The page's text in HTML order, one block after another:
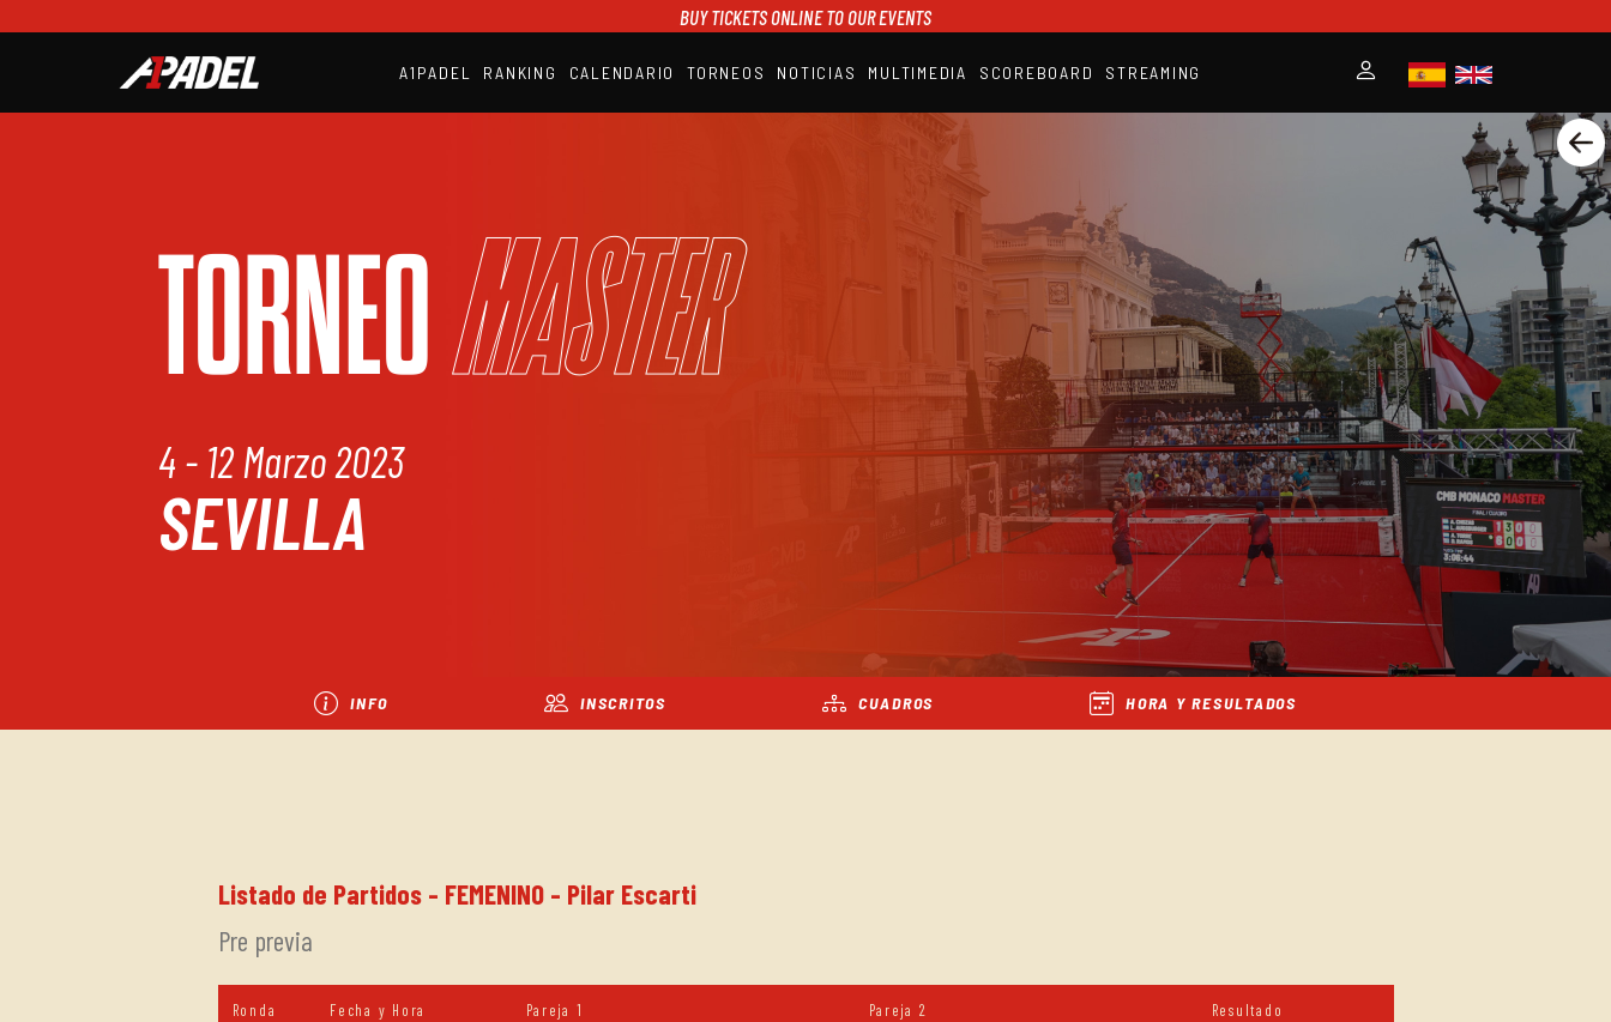
BUY TICKETS ONLINE TO OUR EVENTS
A1PADEL RANKING CALENDARIO TORNEOS NOTICIAS MULTIMEDIA SCOREBOARD STREAMING
SCOREBOARD
TORNEOMaster
4 - 12 Marzo 2023
SEVILLA
INFO INSCRITOS CUADROS HORA Y RESULTADOS
Listado de Partidos - FEMENINO - Pilar Escarti
Pre previa
Ronda Fecha y Hora Pareja 1 Pareja 2 Resultado